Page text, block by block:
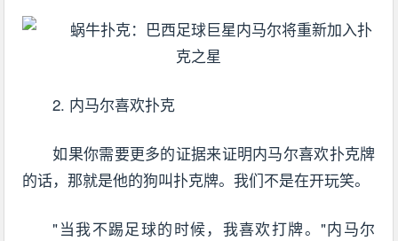
2. 内马尔喜欢扑克
如果你需要更多的证据来证明内马尔喜欢扑克牌
的话，那就是他的狗叫扑克牌。我们不是在开玩笑。
"当我不踢足球的时候，我喜欢打牌。"内马尔